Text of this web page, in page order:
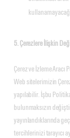
5. Çerezlere İlişkin
Çerez ve İzleme
Web sitelerimizin
yapılabilir. İşbu
bulunmaksızın
yayınlandıklarında
tercihlerinizi tarayıcı